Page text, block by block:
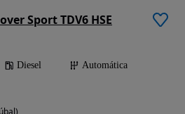
Sport TDV6 HSE
Diesel
Automática